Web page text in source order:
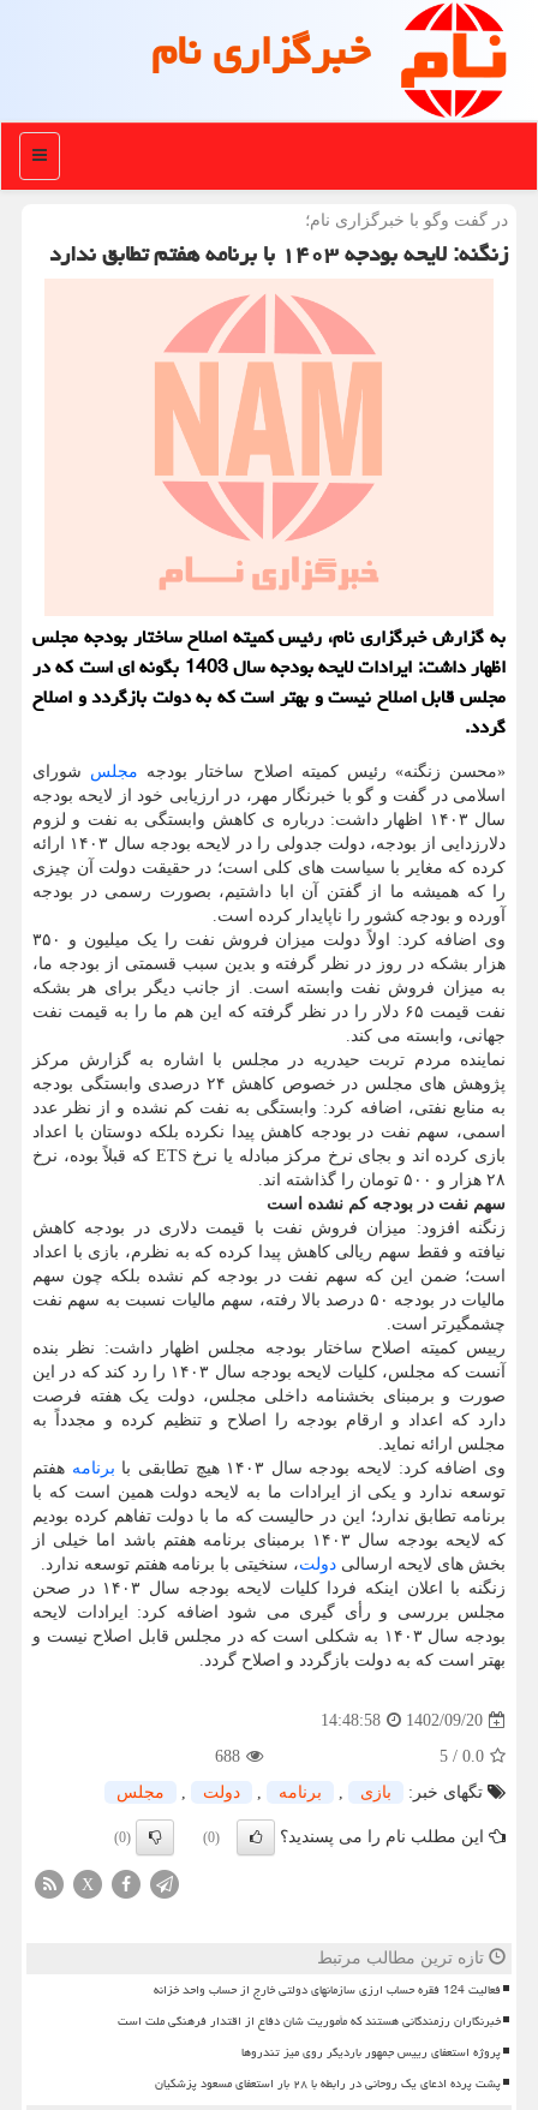
خبرگزاری نام
منو
در گفت وگو با خبرگزاری نام؛
زنگنه: لایحه بودجه ۱۴۰۳ با برنامه هفتم تطابق ندارد
به گزارش خبرگزاری نام، رئیس کمیته اصلاح ساختار بودجه مجلس
اظهار داشت: ایرادات لایحه بودجه سال 1403 بگونه ای است که در
مجلس قابل اصلاح نیست و بهتر است که به دولت بازگردد و اصلاح
گردد.
«محسن زنگنه» رئیس کمیته اصلاح ساختار بودجه مجلس شورای
اسلامی در گفت و گو با خبرنگار مهر، در ارزیابی خود از لایحه بودجه
سال ۱۴۰۳ اظهار داشت: درباره ی کاهش وابستگی به نفت و لزوم
دلارزدایی از بودجه، دولت جدولی را در لایحه بودجه سال ۱۴۰۳ ارائه
کرده که مغایر با سیاست های کلی است؛ در حقیقت دولت آن چیزی
را که همیشه ما از گفتن آن ابا داشتیم، بصورت رسمی در بودجه
آورده و بودجه کشور را ناپایدار کرده است.
وی اضافه کرد: اولاً دولت میزان فروش نفت را یک میلیون و ۳۵۰
هزار بشکه در روز در نظر گرفته و بدین سبب قسمتی از بودجه ما،
به میزان فروش نفت وابسته است. از جانب دیگر برای هر بشکه
نفت قیمت ۶۵ دلار را در نظر گرفته که این هم ما را به قیمت نفت
جهانی، وابسته می کند.
نماینده مردم تربت حیدریه در مجلس با اشاره به گزارش مرکز
پژوهش های مجلس در خصوص کاهش ۲۴ درصدی وابستگی بودجه
به منابع نفتی، اضافه کرد: وابستگی به نفت کم نشده و از نظر عدد
اسمی، سهم نفت در بودجه کاهش پیدا نکرده بلکه دوستان با اعداد
بازی کرده اند و بجای نرخ مرکز مبادله یا نرخ ETS که قبلاً بوده، نرخ
۲۸ هزار و ۵۰۰ تومان را گذاشته اند.
سهم نفت در بودجه کم نشده است
زنگنه افزود: میزان فروش نفت با قیمت دلاری در بودجه کاهش
نیافته و فقط سهم ریالی کاهش پیدا کرده که به نظرم، بازی با اعداد
است؛ ضمن این که سهم نفت در بودجه کم نشده بلکه چون سهم
مالیات در بودجه ۵۰ درصد بالا رفته، سهم مالیات نسبت به سهم نفت
چشمگیرتر است.
رییس کمیته اصلاح ساختار بودجه مجلس اظهار داشت: نظر بنده
آنست که مجلس، کلیات لایحه بودجه سال ۱۴۰۳ را رد کند که در این
صورت و برمبنای بخشنامه داخلی مجلس، دولت یک هفته فرصت
دارد که اعداد و ارقام بودجه را اصلاح و تنظیم کرده و مجدداً به
مجلس ارائه نماید.
وی اضافه کرد: لایحه بودجه سال ۱۴۰۳ هیچ تطابقی با
برنامه هفتم
توسعه ندارد و یکی از ایرادات ما به لایحه دولت همین است که با
برنامه تطابق ندارد؛ این در حالیست که ما با دولت تفاهم کرده بودیم
که لایحه بودجه سال ۱۴۰۳ برمبنای برنامه هفتم باشد اما خیلی از
بخش های لایحه ارسالی دولت، سنخیتی با برنامه هفتم توسعه ندارد.
زنگنه با اعلان اینکه فردا کلیات لایحه بودجه سال ۱۴۰۳ در صحن
مجلس بررسی و رأی گیری می شود اضافه کرد: ایرادات لایحه
بودجه سال ۱۴۰۳ به شکلی است که در مجلس قابل اصلاح نیست و
بهتر است که به دولت بازگردد و اصلاح گردد.
1402/09/20
14:48:58
0.0
/
5
688
تگهای خبر:
بازی , برنامه , دولت , مجلس
این مطلب نام را می پسندید؟ (0)
(0)
X
تازه ترین مطالب مرتبط
فعالیت 124 فقره حساب ارزی سازمانهای دولتی خارج از حساب واحد خزانه
خبرنگاران رزمندگانی هستند که مأموریت شان دفاع از اقتدار فرهنگی ملت است
پروژه استعفای رییس جمهور باردیگر روی میز تندروها
پشت پرده ادعای یک روحانی در رابطه با ۲۸ بار استعفای مسعود پزشکیان